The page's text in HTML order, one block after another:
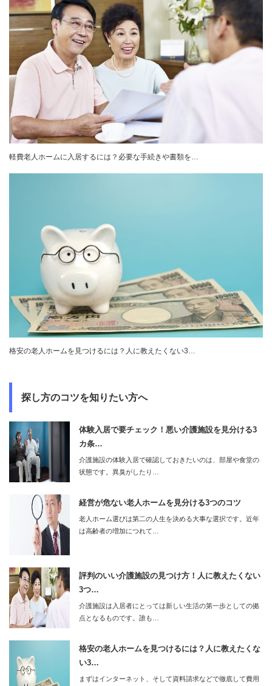
軽費老人ホームに入居するには？必要な手続きや書類を…
格安の老人ホームを見つけるには？人に教えたくない3…
探し方のコツを知りたい方へ
体験入居で要チェック！悪い介護施設を見分ける3
カ条…
介護施設の体験入居で確認しておきたいのは、部屋や食堂の
状態です。異臭がしたり…
経営が危ない老人ホームを見分ける3つのコツ
老人ホーム選びは第二の人生を決める大事な選択です。近年
は高齢者の増加につれて…
評判のいい介護施設の見つけ方！人に教えたくない
3つ…
介護施設は入居者にとっては新しい生活の第一歩としての拠
点となるものです。誰も…
格安の老人ホームを見つけるには？人に教えたくな
い3…
まずはインターネット、そして資料請求などで徹底して費用